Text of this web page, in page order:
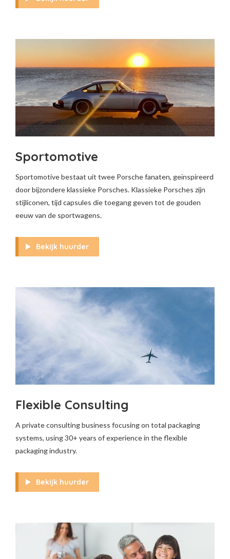
Sportomotive
Sportomotive bestaat uit twee Porsche fanaten, geïnspireerd
door bijzondere klassieke Porsches. Klassieke Porsches zijn
stijliconen, tijd capsules die toegang geven tot de gouden
eeuw van de sportwagens.
Bekijk huurder
Flexible Consulting
A private consulting business focusing on total packaging
systems, using 30+ years of experience in the flexible
packaging industry.
Bekijk huurder